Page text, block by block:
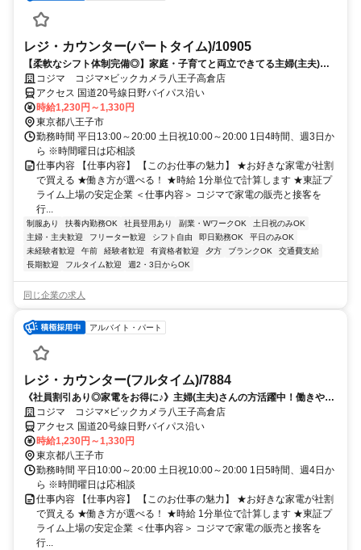
レジ・カウンター(パートタイム)/10905
【柔軟なシフト体制完備◎】家庭・子育てと両立できてる主婦(主夫)の
方活躍中！働きやすい職場環境♪
コジマ コジマ×ビックカメラ八王子高倉店
アクセス 国道20号線日野バイパス沿い
時給1,230円～1,330円
東京都八王子市
勤務時間 平日13:00～20:00 土日祝10:00～20:00 1日4時間、週3日か
ら ※時間曜日は応相談
仕事内容 【仕事内容】 【このお仕事の魅力】 ★お好きな家電が社割
で買える ★働き方が選べる！ ★時給 1分単位で計算します ★東証プ
ライム上場の安定企業 ＜仕事内容＞ コジマで家電の販売と接客を
行...
制服あり 扶養内勤務OK 社員登用あり 副業・WワークOK
土日祝のみOK
主婦・主夫歓迎
フリーター歓迎 シフト自由 即日勤務OK
平日のみOK
未経験者歓迎
午前 経験者歓迎 有資格者歓迎 夕方 ブランクOK
交通費支給
長期歓迎
フルタイム歓迎 週2・3日からOK
同じ企業の求人
アルバイト・パート
レジ・カウンター(フルタイム)/7884
《社員割引あり◎家電をお得に♪》主婦(主夫)さんの方活躍中！働きやす
い柔軟シフトで家庭との両立可能◎
コジマ コジマ×ビックカメラ八王子高倉店
アクセス 国道20号線日野バイパス沿い
時給1,230円～1,330円
東京都八王子市
勤務時間 平日10:00～20:00 土日祝10:00～20:00 1日5時間、週4日か
ら ※時間曜日は応相談
仕事内容 【仕事内容】 【このお仕事の魅力】 ★お好きな家電が社割
で買える ★働き方が選べる！ ★時給 1分単位で計算します ★東証プ
ライム上場の安定企業 ＜仕事内容＞ コジマで家電の販売と接客を
行...